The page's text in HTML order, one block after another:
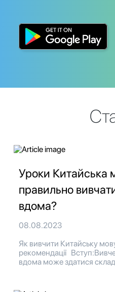
Уроки Китайська
правильно
вдома?
08.08.2023
Як вивчити Китайську
рекомендації
вдома може здатися